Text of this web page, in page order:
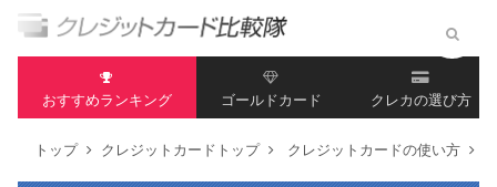
おすすめランキング ゴールドカード クレカの選び方
トップ クレジットカードトップ クレジットカードの使い方